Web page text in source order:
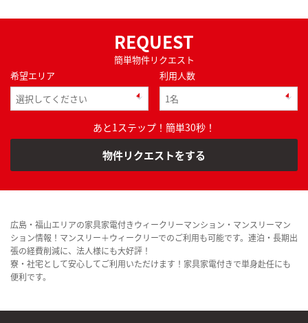
REQUEST
簡単物件リクエスト
希望エリア
利用人数
あと1ステップ！簡単30秒！
物件リクエストをする
広島・福山エリアの家具家電付きウィークリーマンション・マンスリーマン
ション情報！マンスリー＋ウィークリーでのご利用も可能です。連泊・長期出
張の経費削減に、法人様にも大好評！
寮・社宅として安心してご利用いただけます！家具家電付きで単身赴任にも
便利です。